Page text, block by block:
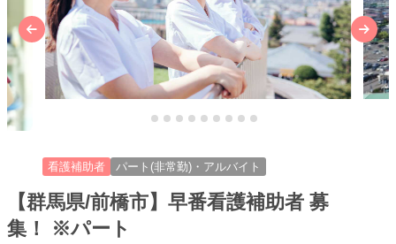
よくあるご質問
済生会Webサイト
看護補助者 パート(非常勤)・アルバイト
【群馬県/前橋市】早番看護補助者 募
集！ ※パート